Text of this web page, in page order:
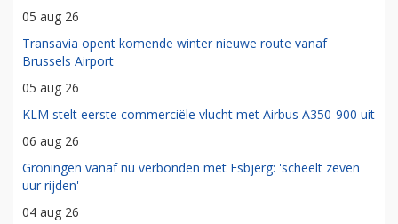
05 aug 26
Transavia opent komende winter nieuwe route vanaf
Brussels Airport
05 aug 26
KLM stelt eerste commerciële vlucht met Airbus A350-900 uit
06 aug 26
Groningen vanaf nu verbonden met Esbjerg: 'scheelt zeven
uur rijden'
04 aug 26